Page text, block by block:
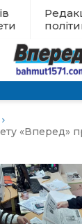
«Вперед»